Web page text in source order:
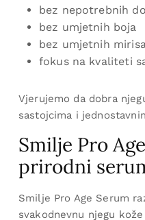
bez nepotrebnih
bez umjetnih boja
bez umjetnih mirisa
fokus na kvaliteti
Vjerujemo da dobra
sastojcima i
Smilje Pro
prirodni
Smilje Pro Age Serum
svakodnevnu njegu